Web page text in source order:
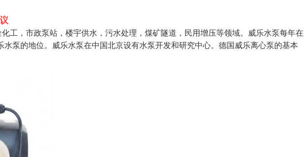
工，市政泵站，楼宇供水，污水处理，煤矿隧道，民用增压等领域。威乐水泵每年
泵的地位。威乐水泵在中国北京设有水泵开发和研究中心。德国威乐离心泵的基本